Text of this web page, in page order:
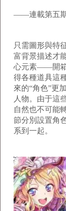
——連載第五期
只需圖形與特
富背景描述才
心元素——開箱
得各種道具這
來的“角色”更
人物。由于這
自然也不可能
節分別設置角
系到一起。